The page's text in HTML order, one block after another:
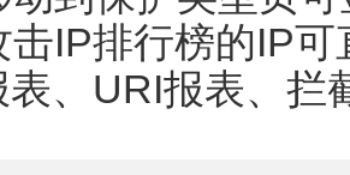
击IP排行榜的IP
表、URI报表、拦